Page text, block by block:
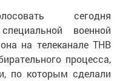
сегодня
военной
на телеканале ТНВ
процесса,
по которым сделали